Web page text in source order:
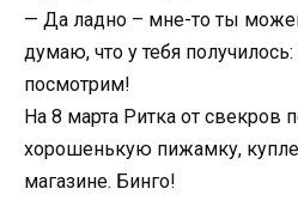
— Да ладно – мне-то ты
думаю, что у тебя
посмотрим!
На 8 марта Ритка от свекров
хорошенькую пижамку,
магазине. Бинго!